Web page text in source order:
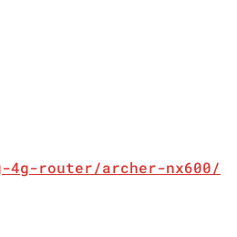
4g-router/archer-nx600/